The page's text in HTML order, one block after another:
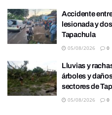
Accidente
lesionada y
Tapachula
05/08/2026 0
Lluvias y
árboles y
sectores de
05/08/2026 0